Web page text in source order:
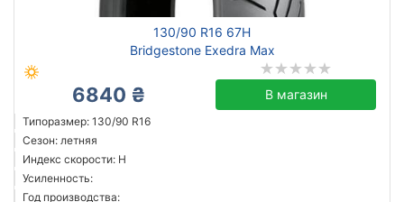
130/90 R16 67H
Bridgestone Exedra Max
6840 ₴ В магазин
Типоразмер: 130/90 R16
Сезон: летняя
Индекс скорости: H
Усиленность:
Год производства:
Metzeler
Все бренды
Тип транспортного средства
мото